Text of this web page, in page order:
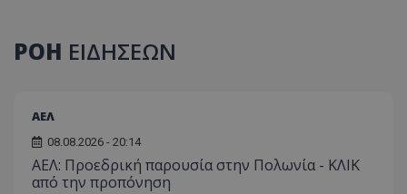
ΡΟΗ ΕΙΔΗΣΕΩΝ
ΑΕΛ
08.08.2026 - 20:14
ΑΕΛ: Προεδρική παρουσία στην Πολωνία - ΚΛΙΚ
από την προπόνηση